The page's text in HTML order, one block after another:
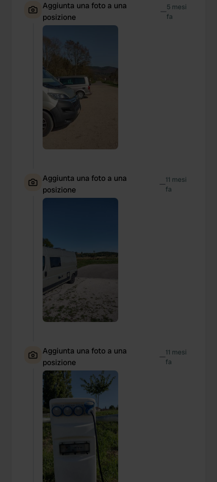
Aggiunta una foto a una
posizione
—5 mesi
fa
Aggiunta una foto a una
posizione
—11 mesi
fa
Aggiunta una foto a una
posizione
—11 mesi
fa